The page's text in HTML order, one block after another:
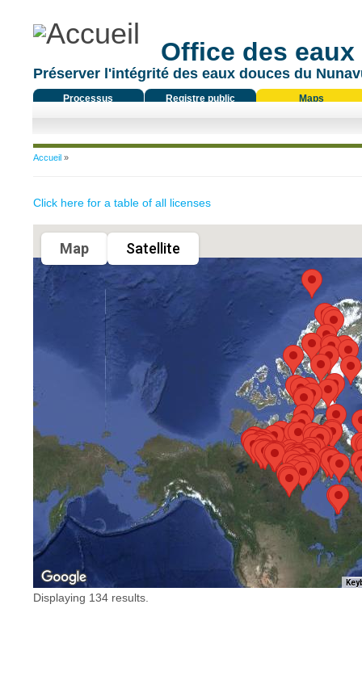
Office des
Préserver l'intégrité des eaux douces du
Processus
Registre public Maps
Vous êtes ici
Accueil»
Click here for a table of all licenses
Map Satellite
Displaying 134 results.